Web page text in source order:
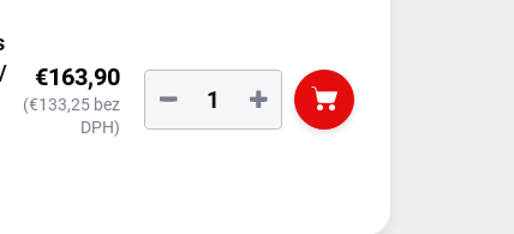
€163,90
(€133,25 bez
DPH)
+
−